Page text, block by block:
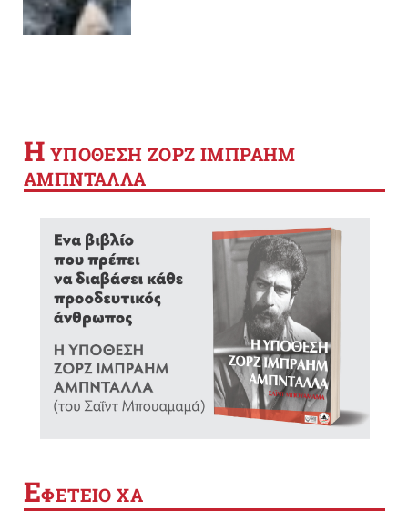
Η YΠΟΘΕΣΗ ΖΟΡΖ ΙΜΠΡΑΗΜ
ΑΜΠΝΤΑΛΛΑ
ΕΦΕΤΕΙΟ ΧΑ